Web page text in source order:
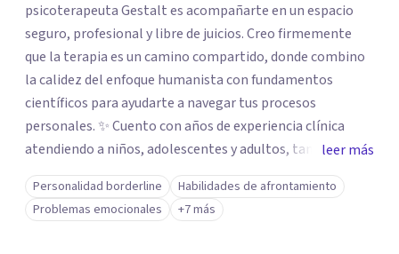
psicoterapeuta Gestalt es acompañarte en un espacio
seguro, profesional y libre de juicios. Creo firmemente
que la terapia es un camino compartido, donde combino
la calidez del enfoque humanista con fundamentos
científicos para ayudarte a navegar tus procesos
personales. ✨ Cuento con años de experiencia clínica
atendiendo a niños, adolescentes y adultos, tanto en mi
consultorio privado como en entornos especializados. Me
especializo en el abordaje de traumas, trastornos del
ánimo, duelos y los desafíos emocionales que surgen con
leer más
Personalidad borderline
Habilidades de afrontamiento
Problemas emocionales
+7 más